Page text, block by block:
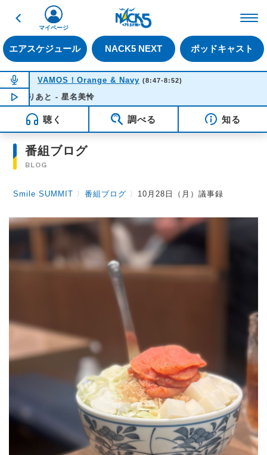
戻る
エアスケジュール NACK5 NEXT ポッドキャスト
マイページ
NOW ON AIR
VAMOS！Orange & Navy (8:47-8:52)
NOW PLAYING08:39
りあと - 星名美怜
聴く 調べる 知る
番組ブログ
BLOG
Smile SUMMIT 〉番組ブログ 〉 10月28日（月）議事録